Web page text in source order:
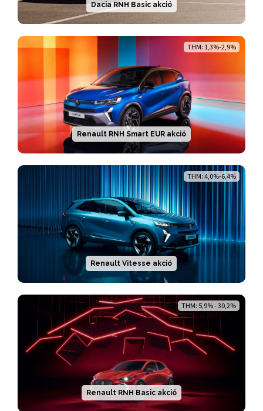
Dacia RNH Basic akció
THM: 1,3%-2,9%
Renault RNH Smart EUR akció
THM: 4,0%-6,4%
Renault Vitesse akció
THM: 5,9% - 30,2%
Renault RNH Basic akció